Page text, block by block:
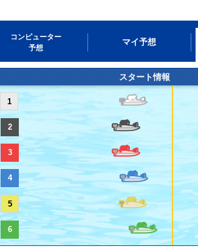
コンピューター
予想
マイ予想
スタート情報
1
2
3
4
5
6